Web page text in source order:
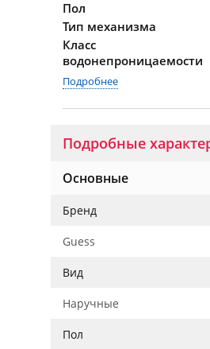
Пол
Тип механизма
Класс
водонепроницаемости
Подробнее
Подробные
Основные
Бренд
Guess
Вид
Наручные
Пол